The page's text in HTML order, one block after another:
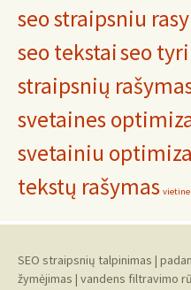
seo straipsniu
seo tekstaiseo
straipsnių
svetaines
svetainiu
tekstų rašymas
SEO straipsnių talpinimas |
žymėjimas | vandens filtravimo